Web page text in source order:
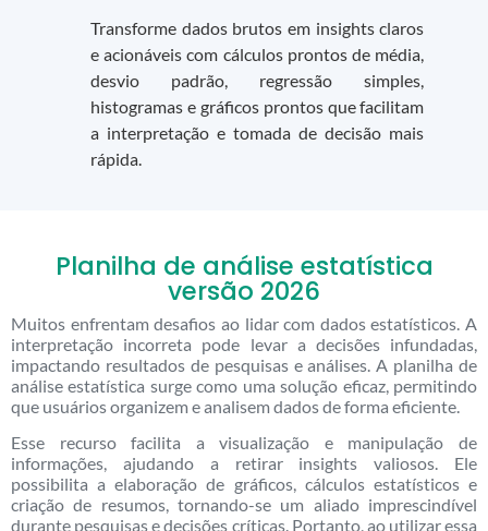
Transforme dados brutos em insights claros
e acionáveis com cálculos prontos de média,
desvio padrão, regressão simples,
histogramas e gráficos prontos que facilitam
a interpretação e tomada de decisão mais
rápida.
Planilha de análise estatística
versão 2026
Muitos enfrentam desafios ao lidar com dados estatísticos. A
interpretação incorreta pode levar a decisões infundadas,
impactando resultados de pesquisas e análises. A planilha de
análise estatística surge como uma solução eficaz, permitindo
que usuários organizem e analisem dados de forma eficiente.
Esse recurso facilita a visualização e manipulação de
informações, ajudando a retirar insights valiosos. Ele
possibilita a elaboração de gráficos, cálculos estatísticos e
criação de resumos, tornando-se um aliado imprescindível
durante pesquisas e decisões críticas. Portanto, ao utilizar essa